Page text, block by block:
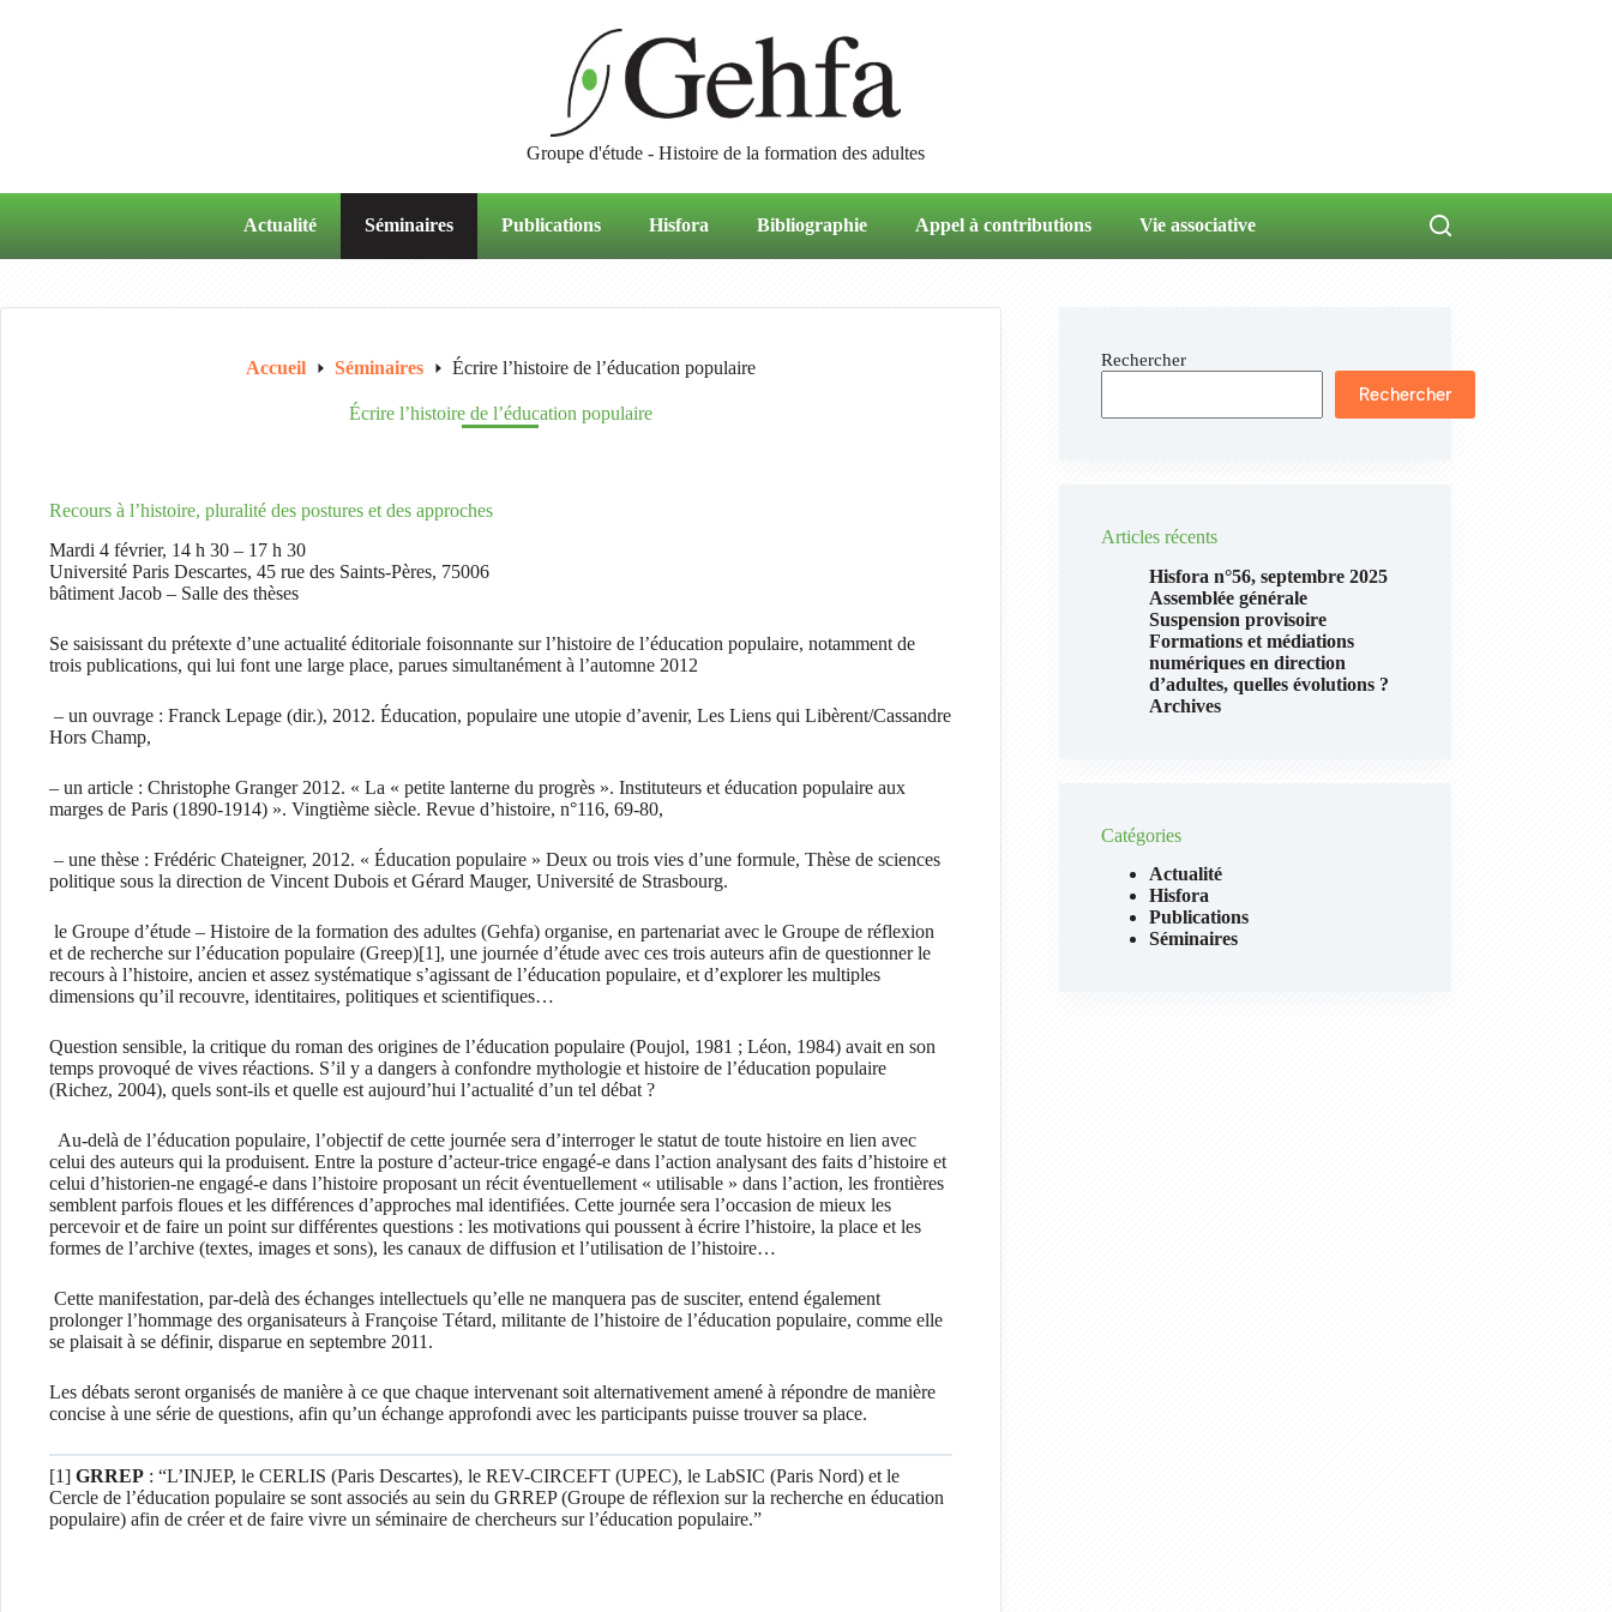
Groupe d'étude - Histoire de la formation des adultes
Actualité Séminaires Publications Hisfora Bibliographie Appel à contributions Vie associative
Accueil Séminaires Écrire l’histoire de l’éducation populaire
Écrire l’histoire de l’éducation populaire
Recours à l’histoire, pluralité des postures et des approches
Mardi 4 février, 14 h 30 – 17 h 30
Université Paris Descartes, 45 rue des Saints-Pères, 75006
bâtiment Jacob – Salle des thèses
Se saisissant du prétexte d’une actualité éditoriale foisonnante sur l’histoire de l’éducation populaire, notamment de
trois publications, qui lui font une large place, parues simultanément à l’automne 2012
– un ouvrage : Franck Lepage (dir.), 2012. Éducation, populaire une utopie d’avenir, Les Liens qui Libèrent/Cassandre
Hors Champ,
– un article : Christophe Granger 2012. « La « petite lanterne du progrès ». Instituteurs et éducation populaire aux
marges de Paris (1890-1914) ». Vingtième siècle. Revue d’histoire, n°116, 69-80,
– une thèse : Frédéric Chateigner, 2012. « Éducation populaire » Deux ou trois vies d’une formule, Thèse de sciences
politique sous la direction de Vincent Dubois et Gérard Mauger, Université de Strasbourg.
le Groupe d’étude – Histoire de la formation des adultes (Gehfa) organise, en partenariat avec le Groupe de réflexion
et de recherche sur l’éducation populaire (Greep)[1], une journée d’étude avec ces trois auteurs afin de questionner le
recours à l’histoire, ancien et assez systématique s’agissant de l’éducation populaire, et d’explorer les multiples
dimensions qu’il recouvre, identitaires, politiques et scientifiques…
Question sensible, la critique du roman des origines de l’éducation populaire (Poujol, 1981 ; Léon, 1984) avait en son
temps provoqué de vives réactions. S’il y a dangers à confondre mythologie et histoire de l’éducation populaire
(Richez, 2004), quels sont-ils et quelle est aujourd’hui l’actualité d’un tel débat ?
Au-delà de l’éducation populaire, l’objectif de cette journée sera d’interroger le statut de toute histoire en lien avec
celui des auteurs qui la produisent. Entre la posture d’acteur-trice engagé-e dans l’action analysant des faits d’histoire et
celui d’historien-ne engagé-e dans l’histoire proposant un récit éventuellement « utilisable » dans l’action, les frontières
semblent parfois floues et les différences d’approches mal identifiées. Cette journée sera l’occasion de mieux les
percevoir et de faire un point sur différentes questions : les motivations qui poussent à écrire l’histoire, la place et les
formes de l’archive (textes, images et sons), les canaux de diffusion et l’utilisation de l’histoire…
Cette manifestation, par-delà des échanges intellectuels qu’elle ne manquera pas de susciter, entend également
prolonger l’hommage des organisateurs à Françoise Tétard, militante de l’histoire de l’éducation populaire, comme elle
se plaisait à se définir, disparue en septembre 2011.
Les débats seront organisés de manière à ce que chaque intervenant soit alternativement amené à répondre de manière
concise à une série de questions, afin qu’un échange approfondi avec les participants puisse trouver sa place.
[1] GRREP : “L’INJEP, le CERLIS (Paris Descartes), le REV-CIRCEFT (UPEC), le LabSIC (Paris Nord) et le
Cercle de l’éducation populaire se sont associés au sein du GRREP (Groupe de réflexion sur la recherche en éducation
populaire) afin de créer et de faire vivre un séminaire de chercheurs sur l’éducation populaire.”
Rechercher
Rechercher
Articles récents
Hisfora n°56, septembre 2025
Assemblée générale
Suspension provisoire
Formations et médiations
numériques en direction
d’adultes, quelles évolutions ?
Archives
Catégories
Actualité
Hisfora
Publications
Séminaires